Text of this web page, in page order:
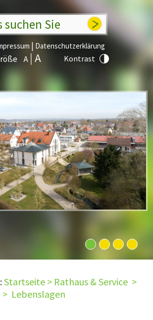
suchen Sie
| Datenschutzerklärung
Kontrast
Startseite> Rathaus & Service>
Lebenslagen